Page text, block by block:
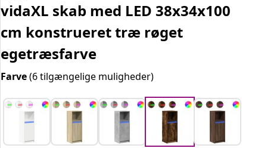
vidaXL skab med LED 38x34x100
cm konstrueret træ røget
egetræsfarve
Farve(6 tilgængelige muligheder)